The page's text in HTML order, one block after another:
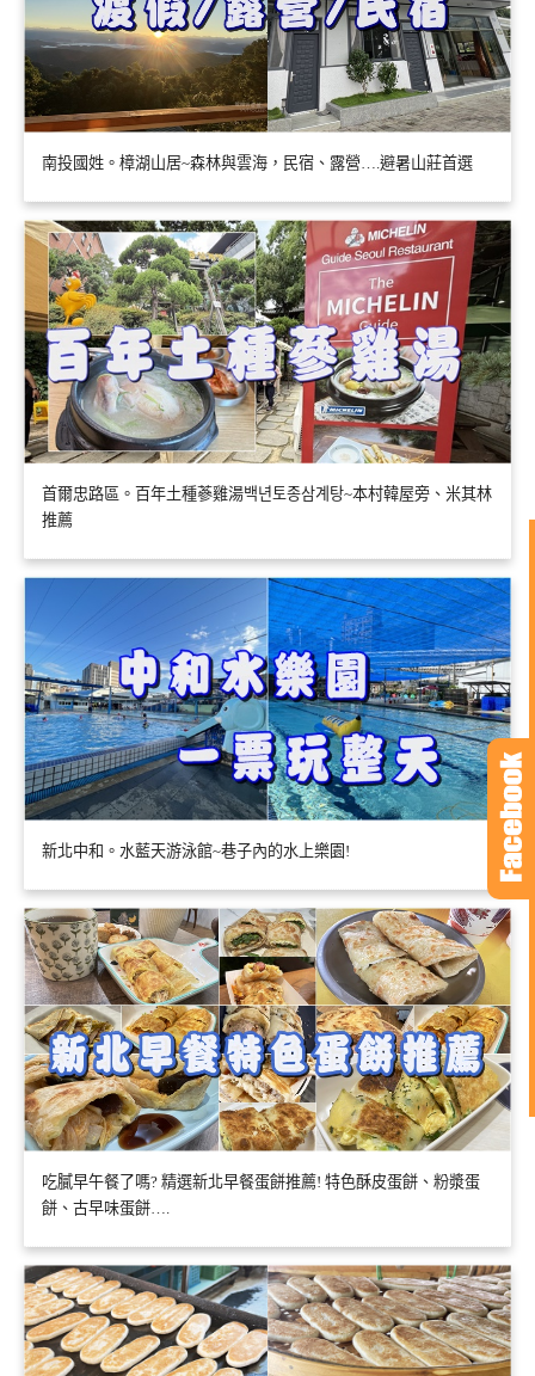
南投國姓。樟湖山居~森林與雲海，民宿、露營….避暑山莊首選
首爾忠路區。百年土種蔘雞湯백년토종삼계탕~本村韓屋旁、米其林
推薦
新北中和。水藍天游泳館~巷子內的水上樂園!
吃膩早午餐了嗎? 精選新北早餐蛋餅推薦! 特色酥皮蛋餅、粉漿蛋
餅、古早味蛋餅….